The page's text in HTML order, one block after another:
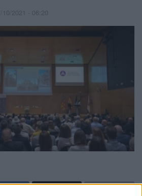
10/2021 - 06:20